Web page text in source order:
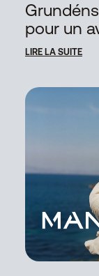
pour un
LIRE LA SUITE